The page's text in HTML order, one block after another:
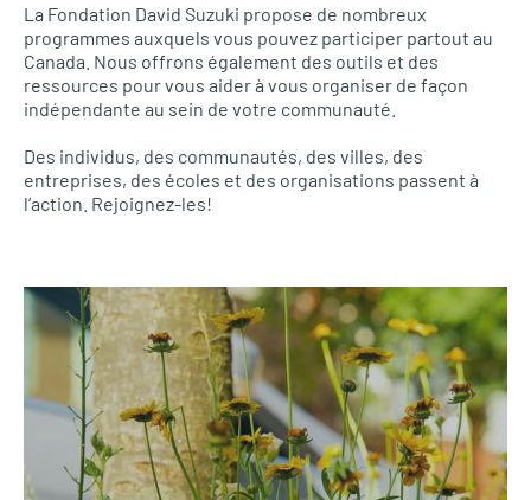
La Fondation David Suzuki propose de nombreux
programmes auxquels vous pouvez participer partout au
Canada. Nous offrons également des outils et des
ressources pour vous aider à vous organiser de façon
indépendante au sein de votre communauté.
Des individus, des communautés, des villes, des
entreprises, des écoles et des organisations passent à
l’action. Rejoignez-les!